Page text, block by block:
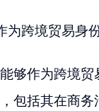
为跨境贸易身
够作为跨境贸
包括其在商务